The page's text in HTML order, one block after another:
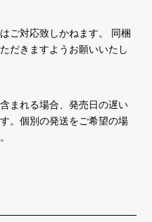
ご対応致しかねます。 同梱
だきますようお願いいたし
まれる場合、発売日の遅い
。個別の発送をご希望の場